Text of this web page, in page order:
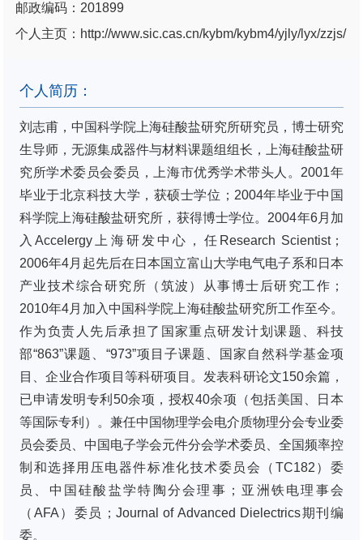
邮政编码：201899
个人主页：http://www.sic.cas.cn/kybm/kybm4/yjly/lyx/zzjs/
个人简历：
刘志甫，中国科学院上海硅酸盐研究所研究员，博士研究
生导师，无源集成器件与材料课题组组长，上海硅酸盐研
究所学术委员会委员，上海市优秀学术带头人。2001年
毕业于北京科技大学，获硕士学位；2004年毕业于中国
科学院上海硅酸盐研究所，获得博士学位。2004年6月加
入Accelergy上海研发中心，任Research Scientist；
2006年4月起先后在日本国立富山大学电气电子系和日本
产业技术综合研究所（筑波）从事博士后研究工作；
2010年4月加入中国科学院上海硅酸盐研究所工作至今。
作为负责人先后承担了国家重点研发计划课题、科技
部“863”课题、“973”项目子课题、国家自然科学基金项
目、企业合作项目等科研项目。发表科研论文150余篇，
已申请发明专利50余项，授权40余项（包括美国、日本
等国际专利）。兼任中国物理学会电介质物理分会专业委
员会委员、中国电子学会元件分会学术委员、全国频率控
制和选择用压电器件标准化技术委员会（TC182）委
员、中国硅酸盐学特陶分会理事；亚洲铁电理事会
（AFA）委员；Journal of Advanced Dielectrics期刊编
委。